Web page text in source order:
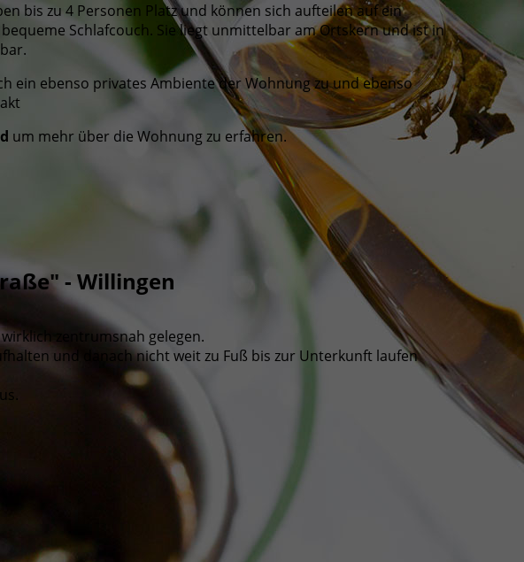
bis zu 4 Personen Platz und können sich aufteilen auf ein
Schlafcouch. Sie liegt unmittelbar am Ortskern und ist in
ein ebenso privates Ambiente der Wohnung zu und ebenso
um mehr über die Wohnung zu erfahren.
- Willingen
zentrumsnah gelegen.
und danach nicht weit zu Fuß bis zur Unterkunft laufen
.